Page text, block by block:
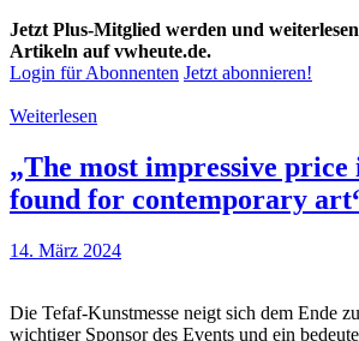
Jetzt Plus-Mitglied werden und
Artikeln auf vwheute.de.
Login für Abonnenten Jetzt abonnieren!
Weiterlesen
„The most impressive price
found for contemporary
14. März 2024
Die Tefaf-Kunstmesse neigt sich dem Ende
wichtiger Sponsor des Events und ein